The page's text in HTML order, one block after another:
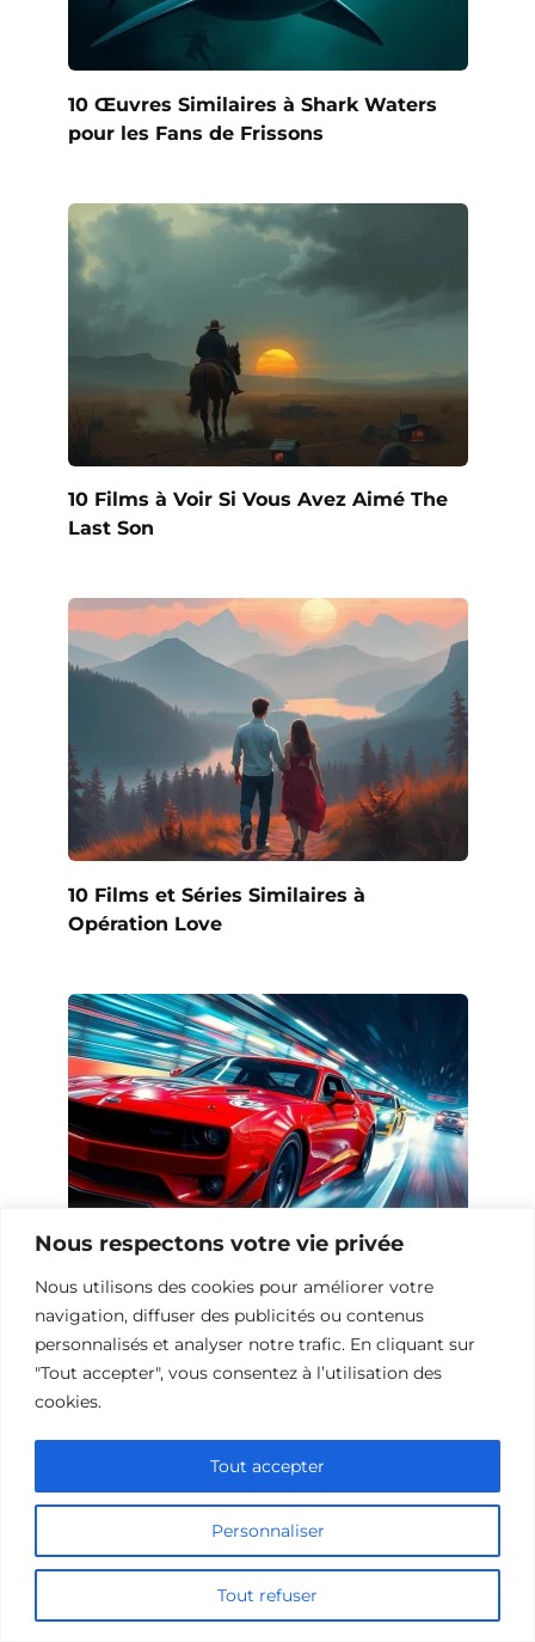
Nous respectons votre vie privée
Nous utilisons des cookies pour améliorer votre
navigation, diffuser des publicités ou contenus
personnalisés et analyser notre trafic. En cliquant sur
"Tout accepter", vous consentez à l’utilisation des
cookies.
Personnaliser
Tout refuser
Tout accepter
10 Œuvres Similaires à Shark Waters
pour les Fans de Frissons
10 Films à Voir Si Vous Avez Aimé The
Last Son
10 Films et Séries Similaires à
Opération Love
10 Œuvres Similaires à Urban Racer
pour les Fans de Vitesse
Ajouter un commentaire
Name
Comment